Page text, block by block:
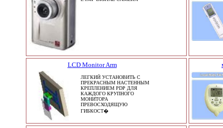
LCD Monitor Arm
ЛЕГКИЙ УСТАНОВИТЬ С
ПРЕКРАСНЫМ НАСТЕННЫМ
КРЕПЛЕНИЕМ PDP ДЛЯ
КАЖДОГО КРУПНОГО
МОНИТОРА
ПРЕВОСХОДЯЩУЮ
ГИБКОСТ�